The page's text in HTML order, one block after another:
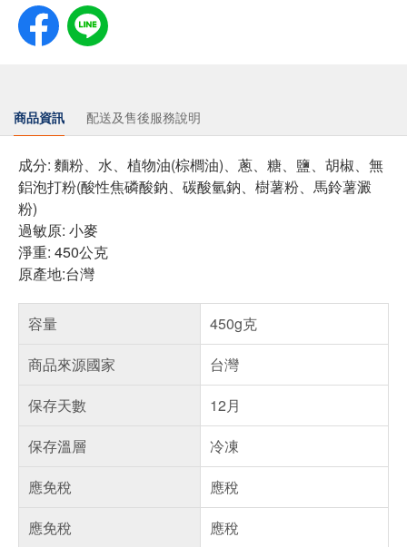
商品資訊 配送及售後服務說明
成分: 麵粉、水、植物油(棕櫚油)、蔥、糖、鹽、胡椒、無
鋁泡打粉(酸性焦磷酸鈉、碳酸氫鈉、樹薯粉、馬鈴薯澱
粉)
過敏原: 小麥
淨重: 450公克
原產地:台灣
容量
450g克
商品來源國家
台灣
保存天數
12月
保存溫層
冷凍
應免稅
應稅
應免稅
應稅